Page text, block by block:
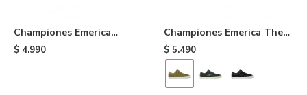
Championes Emerica
Gamma x Shake Junt -
$ 4.990
Championes Emerica The
Hoban - Kelp
$ 5.490